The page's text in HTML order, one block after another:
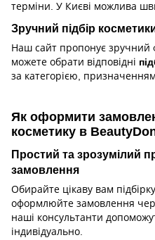
терміни. У Києві можлива
Зручний підбір
Наш сайт пропонує зручний
можете обрати відповідні
за категорією,
Як оформити
косметику в
Простий та зрозумілий
замовлення
Обирайте цікаву вам
оформлюйте замовлення
наші консультанти
індивідуально.